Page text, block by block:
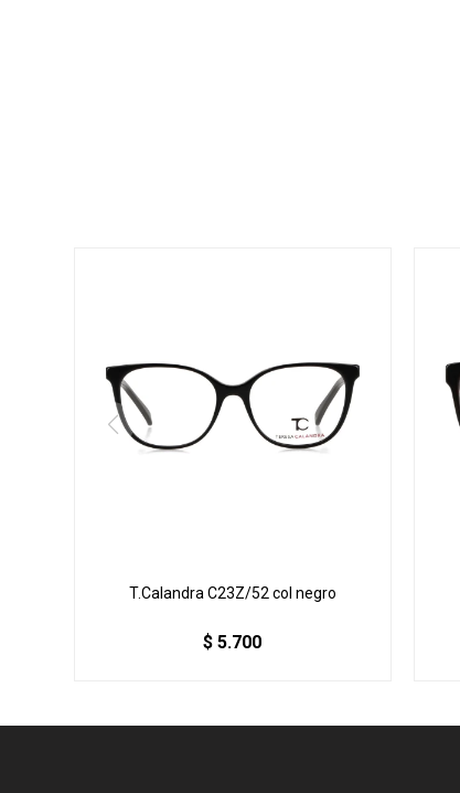
T.Calandra C23Z/52 col negro
$ 5.700